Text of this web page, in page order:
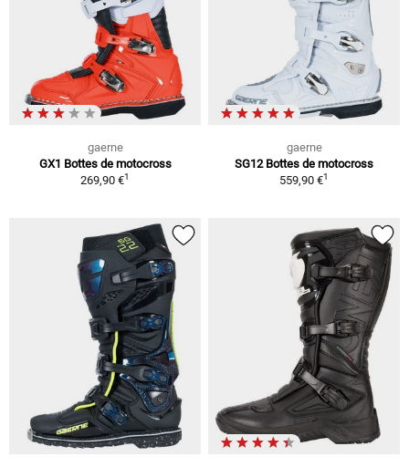
gaerne
GX1 Bottes de motocross
269,90 €1
gaerne
SG12 Bottes de motocross
559,90 €1